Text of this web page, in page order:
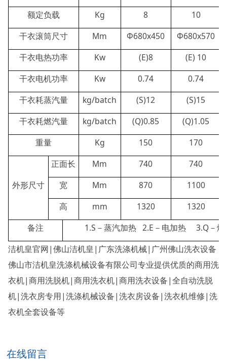
额定负载
Kg 8
10
干衣滚筒尺寸
Mm Φ680x450
Φ680x570
干衣电热功率
Kw (E)8
(E) 10
干衣电机功率
Kw 0.74
0.74
干衣耗蒸汽量
kg/batch (S)12
(S)15
干衣耗燃汽量
kg/batch (Q)0.85
(Q)1.05
重量
Kg 150 170
外形尺寸
正面长 Mm 740
740
宽
Mm 870
1100
高
mm 1320
1320
备注
1.S－蒸汽加热 2.E－电加热 3.Q－燃
洁机皇官网|佛山洁机皇|广东洗涤机械|广州佛山洗衣设备
佛山市洁机皇洗涤机械设备有限公司专业提供优质的商用洗
衣机|商用洗脱机|商用洗衣机|商用洗衣设备|全自动洗脱
机|洗衣房专用|洗涤机械设备|洗衣房设备|洗衣机维修|洗
衣机全套设备等
在线留言